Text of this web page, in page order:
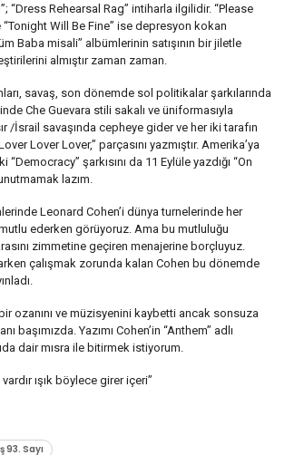
“Dress Rehearsal Rag” intiharla ilgilidir. “Please
“Tonight Will Be Fine” ise depresyon kokan
Baba misali” albümlerinin satışının bir jiletle
almıştır zaman zaman.
savaş, son dönemde sol politikalar şarkılarında
Che Guevara stili sakalı ve üniformasıyla
/İsrail savaşında cepheye gider ve her iki tarafın
Lover Lover,” parçasını yazmıştır. Amerika’ya
şarkısını da 11 Eylüle yazdığı “On
lazım.
Leonard Cohen’i dünya turnelerinde her
mutlu ederken görüyoruz. Ama bu mutluluğu
zimmetine geçiren menajerine borçluyuz.
çalışmak zorunda kalan Cohen bu dönemde
ozanını ve müzisyenini kaybetti ancak sonsuza
başımızda. Yazımı Cohen’in “Anthem” adlı
dair mısra ile bitirmek istiyorum.
ışık böylece girer içeri”
93. Sayı